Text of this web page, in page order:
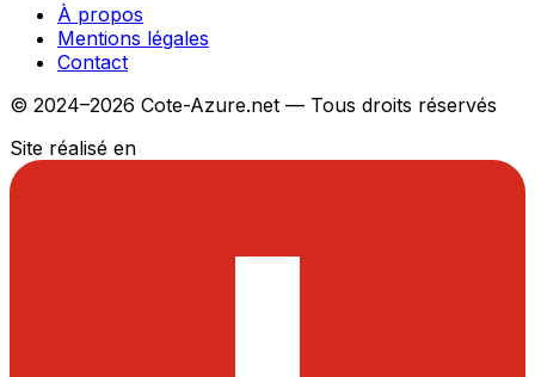
À propos
Mentions légales
Contact
© 2024–2026 Cote-Azure.net — Tous droits réservés
Site réalisé en